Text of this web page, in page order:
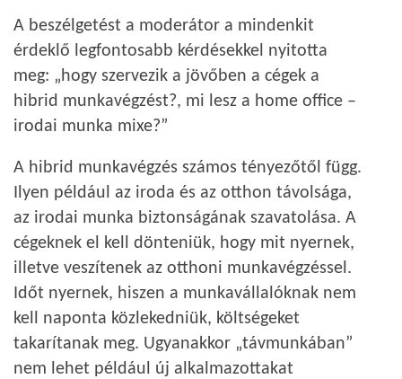
A beszélgetést a moderátor a mindenkit
érdeklő legfontosabb kérdésekkel nyitotta
meg: „hogy szervezik a jövőben a cégek a
hibrid munkavégzést?, mi lesz a home office –
irodai munka mixe?”
A hibrid munkavégzés számos tényezőtől függ.
Ilyen például az iroda és az otthon távolsága,
az irodai munka biztonságának szavatolása. A
cégeknek el kell dönteniük, hogy mit nyernek,
illetve veszítenek az otthoni munkavégzéssel.
Időt nyernek, hiszen a munkavállalóknak nem
kell naponta közlekedniük, költségeket
takarítanak meg. Ugyanakkor „távmunkában”
nem lehet például új alkalmazottakat